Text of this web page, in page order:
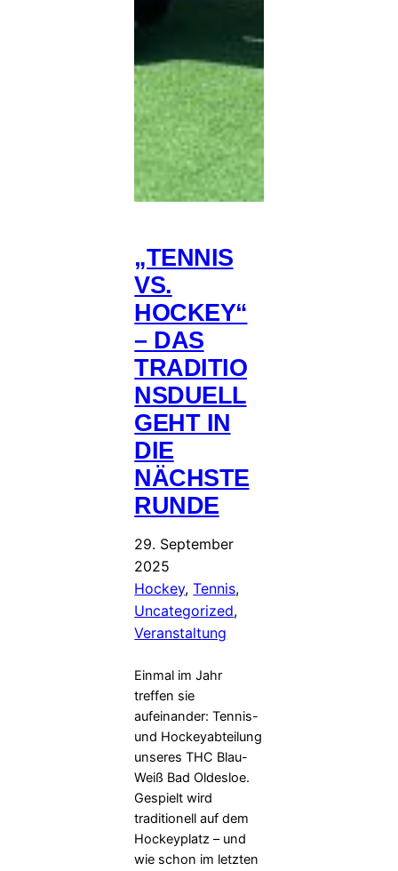
„TENNIS
VS.
HOCKEY“
– DAS
TRADITIO
NSDUELL
GEHT IN
DIE
NÄCHSTE
RUNDE
29. September
2025
Hockey, Tennis
Uncategorized
Veranstaltung
Einmal im Jahr
treffen sie
aufeinander: Tennis-
und Hockeyabteilung
unseres THC Blau-
Weiß Bad Oldesloe.
Gespielt wird
traditionell auf dem
Hockeyplatz – und
wie schon im letzten